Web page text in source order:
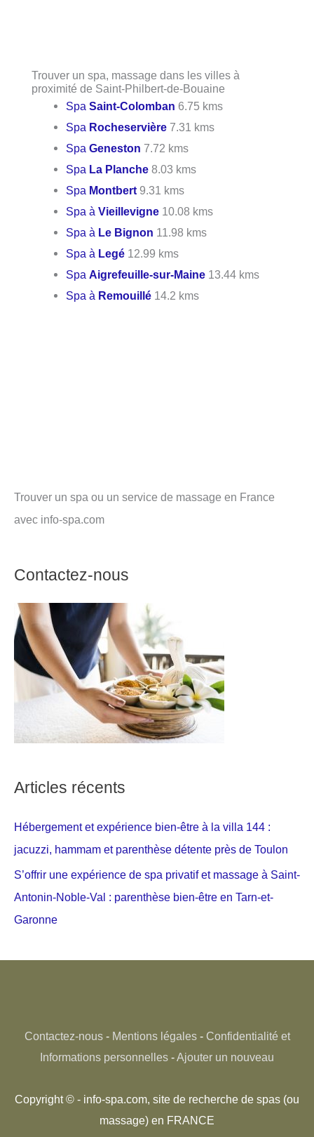
Trouver un spa, massage dans les villes à
proximité de Saint-Philbert-de-Bouaine
SpaSaint-Colomban 6.75 kms
Spa Rocheservière 7.31 kms
SpaGeneston 7.72 kms
Spa La Planche 8.03 kms
Spa Montbert 9.31 kms
Spa àVieillevigne 10.08 kms
Spa à Le Bignon 11.98 kms
Spa à Legé 12.99 kms
SpaAigrefeuille-sur-Maine 13.44 kms
Spa à Remouillé 14.2 kms
Trouver un spa ou un service de massage en France
avec info-spa.com
Contactez-nous
Articles récents
Hébergement et expérience bien-être à la villa 144 :
jacuzzi, hammam et parenthèse détente près de Toulon
S’offrir une expérience de spa privatif et massage à Saint-
Antonin-Noble-Val : parenthèse bien-être en Tarn-et-
Garonne
Contactez-nous- Mentions légales- Confidentialité et
Informations personnelles - Ajouter un nouveau
Copyright © - info-spa.com, site de recherche de spas (ou
massage) en FRANCE